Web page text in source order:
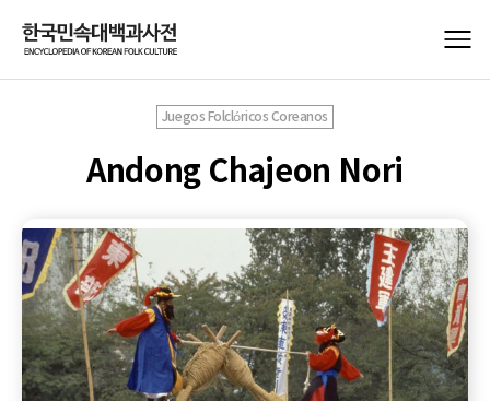
Juegos Folclóricos Coreanos
Andong Chajeon Nori